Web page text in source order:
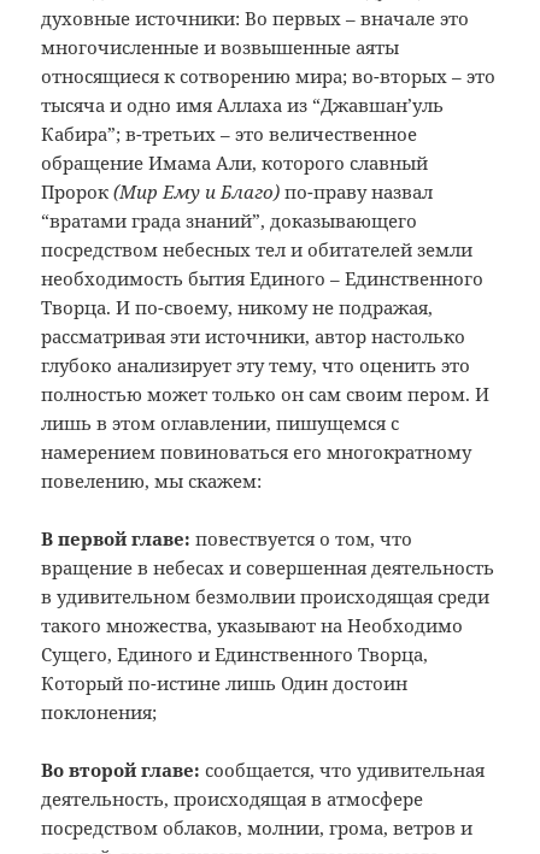
духовные источники: Во первых – вначале это
многочисленные и возвышенные аяты
относящиеся к сотворению мира; во-вторых – это
тысяча и одно имя Аллаха из “Джавшан’уль
Кабира”; в-третьих – это величественное
обращение Имама Али, которого славный
Пророк(Мир Ему и Благо) по-праву назвал
“вратами града знаний”, доказывающего
посредством небесных тел и обитателей земли
необходимость бытия Единого – Единственного
Творца. И по-своему, никому не подражая,
рассматривая эти источники, автор настолько
глубоко анализирует эту тему, что оценить это
полностью может только он сам своим пером. И
лишь в этом оглавлении, пишущемся с
намерением повиноваться его многократному
повелению, мы скажем:
В первой главе: повествуется о том, что
вращение в небесах и совершенная деятельность
в удивительном безмолвии происходящая среди
такого множества, указывают на Необходимо
Сущего, Единого и Единственного Творца,
Который по-истине лишь Один достоин
поклонения;
Во второй главе:сообщается, что удивительная
деятельность, происходящая в атмосфере
посредством облаков, молнии, грома, ветров и